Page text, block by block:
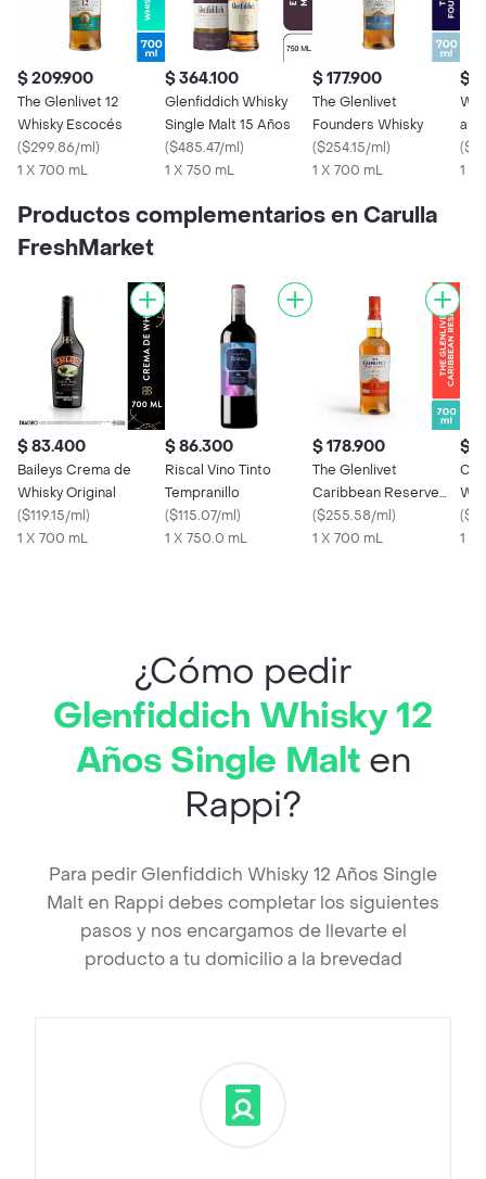
$ 209.900
The Glenlivet 12
Whisky Escocés
($299.86/ml)
1 X 700 mL
$ 364.100
Glenfiddich Whisky
Single Malt 15 Años
($485.47/ml)
1 X 750 mL
$ 177.900
The Glenlivet
Founders Whisky
($254.15/ml)
1 X 700 mL
$
(
1 X
Productos complementarios en Carulla
FreshMarket
$ 83.400
Baileys Crema de
Whisky Original
($119.15/ml)
1 X 700 mL
$ 86.300
Riscal Vino Tinto
Tempranillo
($115.07/ml)
1 X 750.0 mL
$ 178.900
The Glenlivet
Caribbean Reserve
Whisky
($255.58/ml)
1 X 700 mL
$
(
1 X
¿Cómo pedir
Glenfiddich Whisky 12
Años Single Malt en
Rappi?
Para pedir Glenfiddich Whisky 12 Años Single
Malt en Rappi debes completar los siguientes
pasos y nos encargamos de llevarte el
producto a tu domicilio a la brevedad